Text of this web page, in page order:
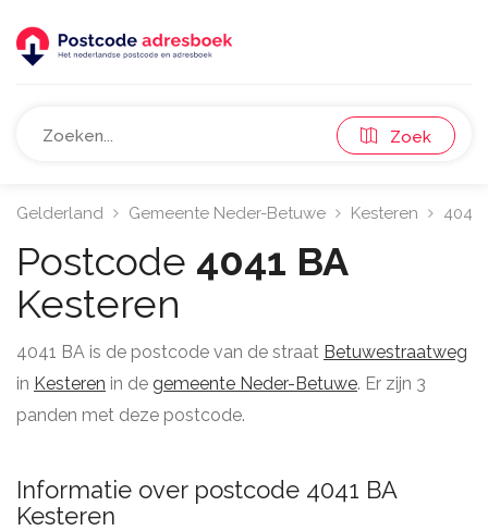
Zoek
Gelderland Gemeente Neder-Betuwe Kesteren 4041
Postcode 4041 BA
Kesteren
4041 BA is de postcode van de straat Betuwestraatweg
in Kesteren in de gemeente Neder-Betuwe. Er zijn 3
panden met deze postcode.
Informatie over postcode 4041 BA
Kesteren